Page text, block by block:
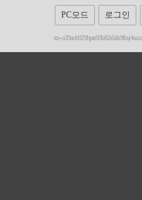
PC모드 로그인
xn--